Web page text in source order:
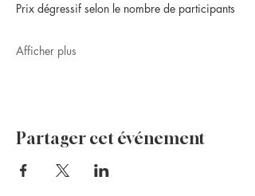
Prix dégressif selon le nombre de participants
Afficher plus
Partager cet événement